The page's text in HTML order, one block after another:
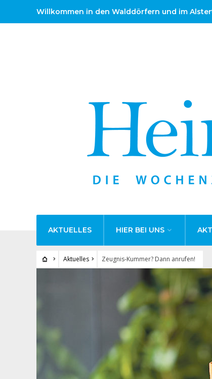
Willkommen in den Walddörfern und im
AKTUELLES HIER BEI UNS
Aktuelles Zeugnis-Kummer? Dann anrufen!